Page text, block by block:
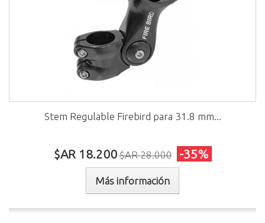
Stem Regulable Firebird para 31.8 mm...
$AR 18.200$AR 28.000 -35%
Más información